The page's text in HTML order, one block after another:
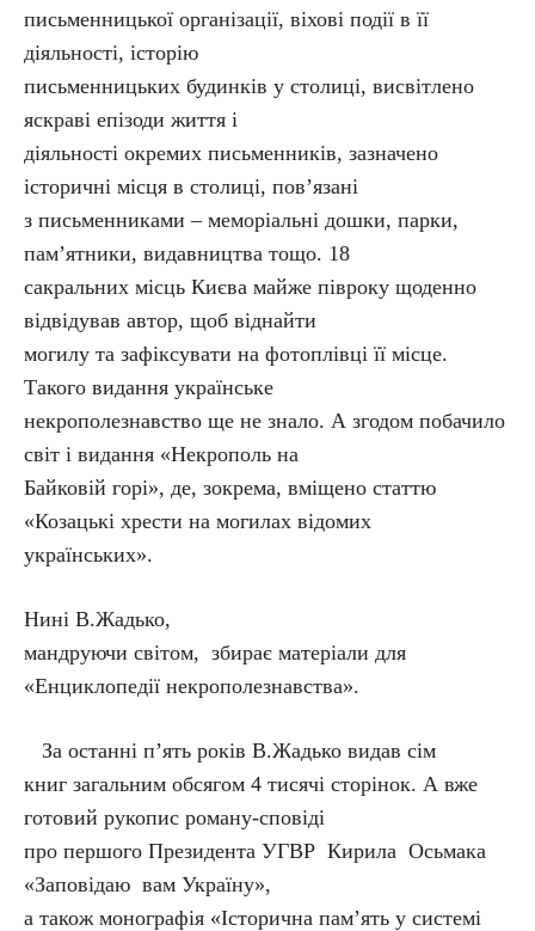
письменницької організації, віхові події в її
діяльності, історію
письменницьких будинків у столиці, висвітлено
яскраві епізоди життя і
діяльності окремих письменників, зазначено
історичні місця в столиці, пов’язані
з письменниками – меморіальні дошки, парки,
пам’ятники, видавництва тощо. 18
сакральних місць Києва майже півроку щоденно
відвідував автор, щоб віднайти
могилу та зафіксувати на фотоплівці її місце.
Такого видання українське
некрополезнавство ще не знало. А згодом побачило
світ і видання «Некрополь на
Байковій горі», де, зокрема, вміщено статтю
«Козацькі хрести на могилах відомих
українських».
Нині В.Жадько,
мандруючи світом, збирає матеріали для
«Енциклопедії некрополезнавства».
За останні п’ять років В.Жадько видав сім
книг загальним обсягом 4 тисячі сторінок. А вже
готовий рукопис роману-сповіді
про першого Президента УГВР Кирила Осьмака
«Заповідаю вам Україну»,
а також монографія «Історична пам’ять у системі